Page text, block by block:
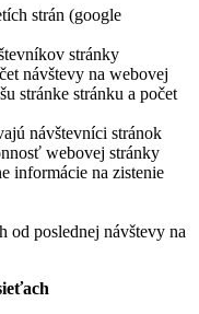
strán (google
stránky
návštevy na webovej
stránke stránku a počet
návštevníci stránok
webovej stránky
informácie na zistenie
od poslednej návštevy na